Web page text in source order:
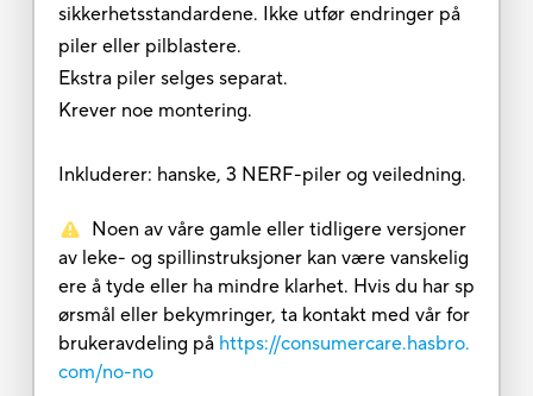
sikkerhetsstandardene. Ikke utfør endringer på
piler eller pilblastere.
Ekstra piler selges separat.
Krever noe montering.
Inkluderer: hanske, 3 NERF-piler og veiledning.
Noen av våre gamle eller tidligere versjoner
av leke- og spillinstruksjoner kan være vanskelig
ere å tyde eller ha mindre klarhet. Hvis du har sp
ørsmål eller bekymringer, ta kontakt med vår for
brukeravdeling på https://consumercare.hasbro.
com/no-no